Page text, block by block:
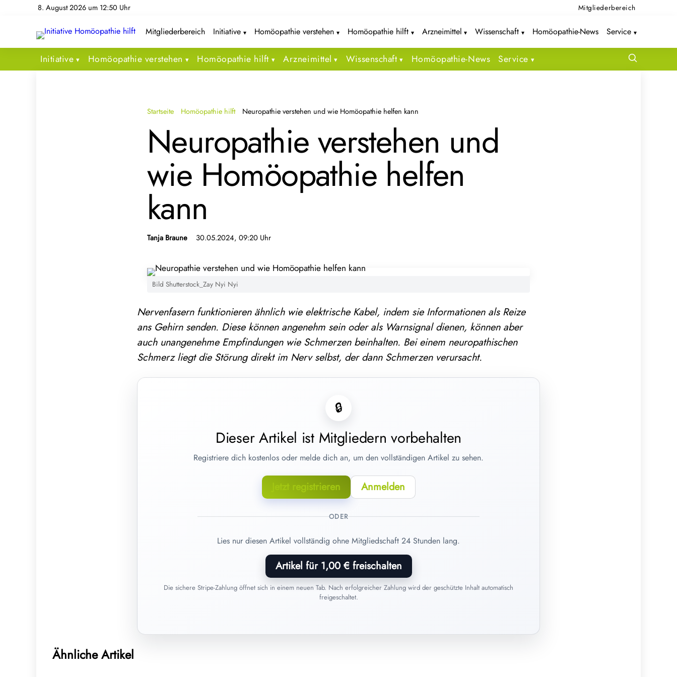
8. August 2026 um 12:50 Uhr Mitgliederbereich
Mitgliederbereich Initiative Homöopathie verstehen Homöopathie hilft Arzneimittel Wissenschaft Homöopathie-News Service
Initiative Homöopathie verstehen Homöopathie hilft Arzneimittel Wissenschaft Homöopathie-News Service
Startseite Homöopathie hilft Neuropathie verstehen und wie Homöopathie helfen kann
Neuropathie verstehen und
wie Homöopathie helfen
kann
Tanja Braune 30.05.2024, 09:20 Uhr
Bild Shutterstock_Zay Nyi Nyi
Nervenfasern funktionieren ähnlich wie elektrische Kabel, indem sie Informationen als Reize
ans Gehirn senden. Diese können angenehm sein oder als Warnsignal dienen, können aber
auch unangenehme Empfindungen wie Schmerzen beinhalten. Bei einem neuropathischen
Schmerz liegt die Störung direkt im Nerv selbst, der dann Schmerzen verursacht.
🔒
Dieser Artikel ist Mitgliedern vorbehalten
Registriere dich kostenlos oder melde dich an, um den vollständigen Artikel zu sehen.
Jetzt registrieren Anmelden
ODER
Lies nur diesen Artikel vollständig ohne Mitgliedschaft 24 Stunden lang.
Artikel für 1,00 € freischalten
Die sichere Stripe-Zahlung öffnet sich in einem neuen Tab. Nach erfolgreicher Zahlung wird der geschützte Inhalt automatisch
freigeschaltet.
Ähnliche Artikel
Harnwegsinfekte bei Frauen: Ursachen,
Homöopathie im Sommer: Diese
02. Juni 2026